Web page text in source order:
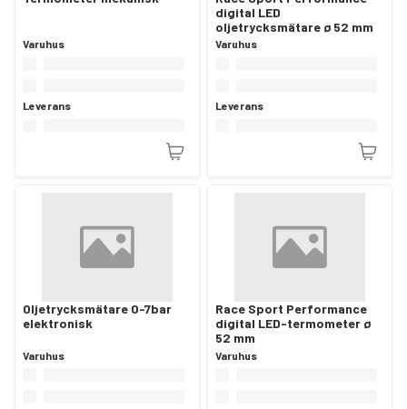
Varuhus
Leverans
digital LED
oljetrycksmätare ø 52 mm
Varuhus
Leverans
Oljetrycksmätare 0-7bar
elektronisk
Varuhus
Race Sport Performance
digital LED-termometer ø
52 mm
Varuhus